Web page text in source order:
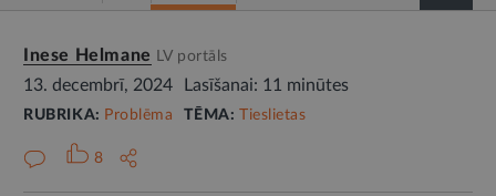
Inese Helmane LV portāls
13. decembrī, 2024 Lasīšanai: 11 minūtes
RUBRIKA: Problēma TĒMA: Tieslietas
8